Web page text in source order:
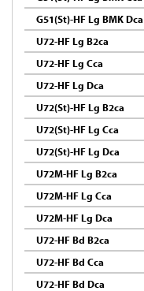
G51(St)-HF Lg BMK Dca
U72-HF Lg B2ca
U72-HF Lg Cca
U72-HF Lg Dca
U72(St)-HF Lg B2ca
U72(St)-HF Lg Cca
U72(St)-HF Lg Dca
U72M-HF Lg B2ca
U72M-HF Lg Cca
U72M-HF Lg Dca
U72-HF Bd B2ca
U72-HF Bd Cca
U72-HF Bd Dca